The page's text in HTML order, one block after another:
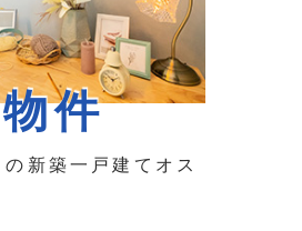
件
新築一戸建てオス